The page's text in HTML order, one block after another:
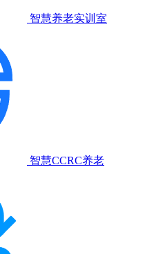
智慧养老实训室
智慧CCRC养老